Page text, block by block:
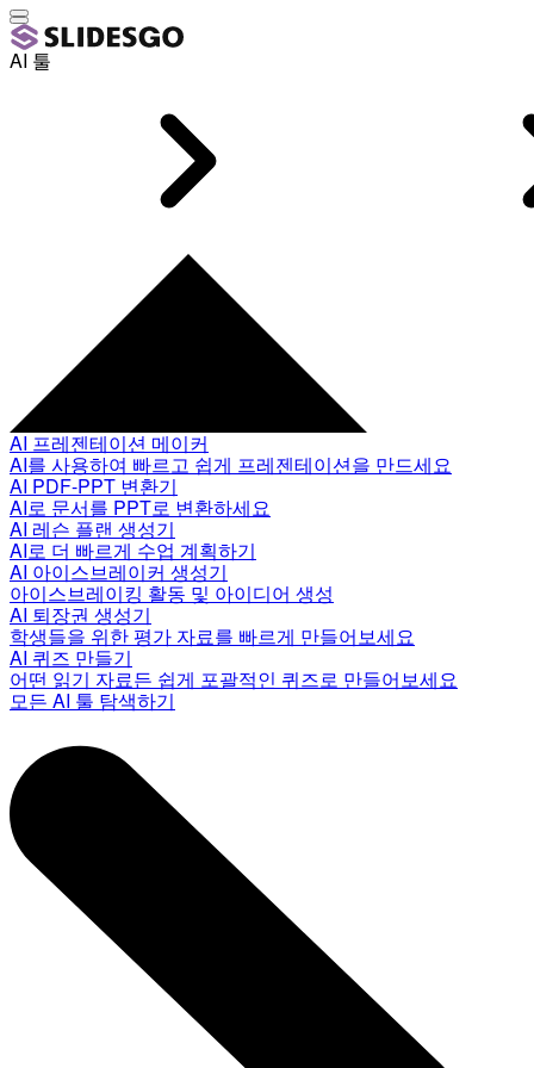
AI 툴
AI 프레젠테이션 메이커
AI를 사용하여 빠르고 쉽게 프레젠테이션을 만드세요
AI PDF-PPT 변환기
AI로 문서를 PPT로 변환하세요
AI 레슨 플랜 생성기
AI로 더 빠르게 수업 계획하기
AI 아이스브레이커 생성기
아이스브레이킹 활동 및 아이디어 생성
AI 퇴장권 생성기
학생들을 위한 평가 자료를 빠르게 만들어보세요
AI 퀴즈 만들기
어떤 읽기 자료든 쉽게 포괄적인 퀴즈로 만들어보세요
모든 AI 툴 탐색하기